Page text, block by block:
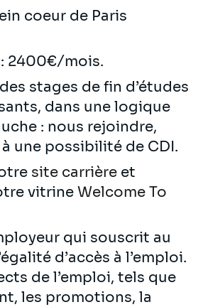
coeur de Paris
2400€/mois.
stages de fin d’études
dans une logique
: nous rejoindre,
à une possibilité de CDI.
site carrière et
vitrine Welcome To
qui souscrit au
d’accès à l’emploi.
de l’emploi, tels que
les promotions, la